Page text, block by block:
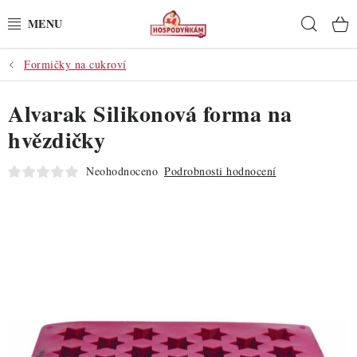
na
POTŘEBY
POMŮCKY
SUROVINY
POCHUTINY
Formičky na cukroví
Alvarak Silikonová forma na
hvězdičky
Neohodnoceno Podrobnosti hodnocení